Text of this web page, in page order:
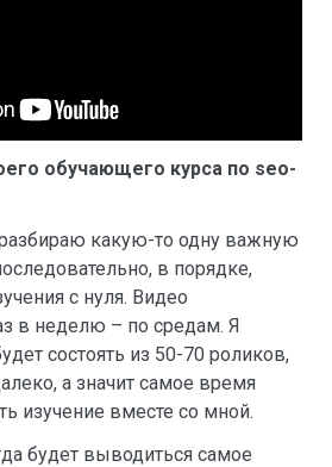
обучающего курса по seo-
какую-то одну важную
в порядке,
с нуля. Видео
в неделю – по средам. Я
состоять из 50-70 роликов,
а значит самое время
изучение вместе со мной.
будет выводиться самое